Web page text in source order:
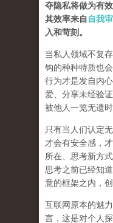
夺隐私将做为有
其效率来自自我
入和苛刻。
当私人领域不复
钩的种种特质也
行为才是发自内
爱、分享未经验
被他人一览无遗
只有当人们认定
才会有安全感，
所在、思考新方
思考之前已经知
意的框架之内，
互联网原本的魅
言，这是对个人